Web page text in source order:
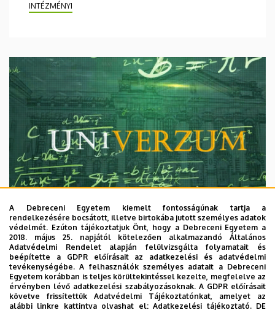
INTÉZMÉNYI
2026. augusztus 7.
Univerzum: A Debreceni Egyetem
titkos receptjei
A Debreceni Egyetem kiemelt fontosságúnak tartja a
rendelkezésére bocsátott, illetve birtokába jutott személyes adatok
védelmét. Ezúton tájékoztatjuk Önt, hogy a Debreceni Egyetem a
2018. május 25. napjától kötelezően alkalmazandó Általános
Adatvédelmi Rendelet alapján felülvizsgálta folyamatait és
beépítette a GDPR előírásait az adatkezelési és adatvédelmi
tevékenységébe. A felhasználók személyes adatait a Debreceni
Egyetem korábban is teljes körültekintéssel kezelte, megfelelve az
érvényben lévő adatkezelési szabályozásoknak. A GDPR előírásait
követve frissítettük Adatvédelmi Tájékoztatónkat, amelyet az
alábbi linkre kattintva olvashat el:Adatkezelési tájékoztató. DE